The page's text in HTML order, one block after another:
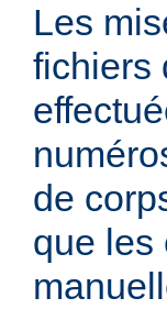
Les
fichiers
de
que les